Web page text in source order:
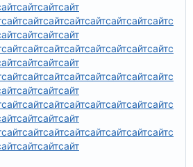
сайтсайтсайт
сайтсайтсайтсайтсайтсайтсайтсайтс
сайтсайтсайт
сайтсайтсайтсайтсайтсайтсайтсайтс
сайтсайтсайт
сайтсайтсайтсайтсайтсайтсайтсайтс
сайтсайтсайт
сайтсайтсайтсайтсайтсайтсайтсайтс
сайтсайтсайт
сайтсайтсайтсайтсайтсайтсайтсайтс
сайтсайтсайт